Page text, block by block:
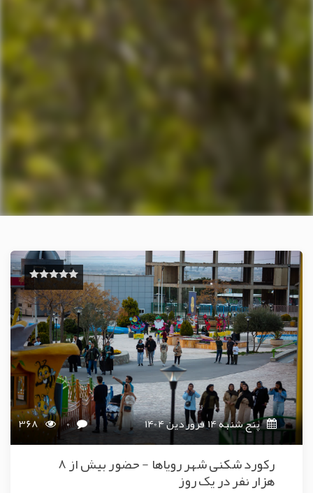
پنج شنبه 14 فروردین 1404 368 0
رکورد شکنی شهر رویاها - حضور بیش از 8
هزار نفر در یک روز